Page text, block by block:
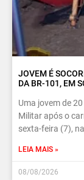
JOVEM É
DA BR-101, EM
Uma jovem de
Militar após o
sexta-feira (7), na
LEIA MAIS »
08/08/2026